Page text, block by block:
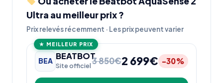
Ultra au meilleur prix ?
Prix relevés récemment · Les prix peuvent varier
★ MEILLEUR PRIX
BEA BEATBOT
Site officiel3 850€2 699€ -30%